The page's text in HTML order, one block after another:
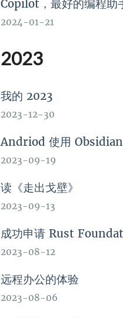
Copilot，最好的编程助
2024-01-21
2023
我的 2023
2023-12-30
Andriod 使用
2023-09-19
读《走出戈壁》
2023-09-13
成功申请 Rust
2023-08-12
远程办公的体验
2023-08-06